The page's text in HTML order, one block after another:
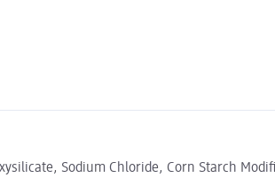
Sodium Chloride, Corn Starch